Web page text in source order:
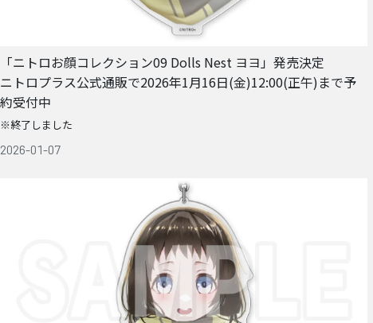
「ニトロお顔コレクション09 Dolls Nest ヨヨ」発売決定
ニトロプラス公式通販で2026年1月16日(金)12:00(正午)まで予
約受付中
※終了しました
2026-01-07